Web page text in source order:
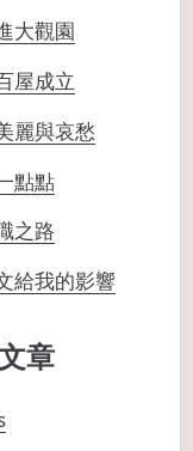
大觀園
屋成立
麗與哀愁
點點
之路
給我的影響
章